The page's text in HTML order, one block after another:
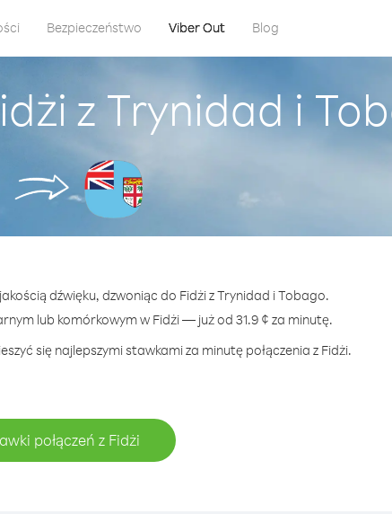
Bezpieczeństwo Viber Out Blog
z Trynidad i
dźwięku, dzwoniąc do Fidżi z Trynidad i Tobago.
lub komórkowym w Fidżi — już od 31.9 ¢ za minutę.
się najlepszymi stawkami za minutę połączenia z Fidżi.
połączeń z Fidżi